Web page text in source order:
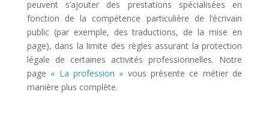
peuvent s’ajouter des prestations spécialisées en
fonction de la compétence particulière de l’écrivain
public (par exemple, des traductions, de la mise en
page), dans la limite des règles assurant la protection
légale de certaines activités professionnelles. Notre
page « La profession » vous présente ce métier de
manière plus complète.